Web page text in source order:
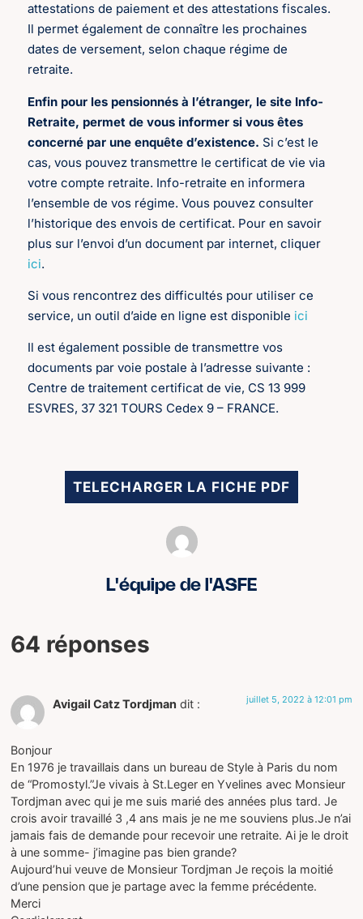
attestations de paiement et des attestations fiscales.
Il permet également de connaître les prochaines
dates de versement, selon chaque régime de
retraite.
Enfin pour les pensionnés à l’étranger, le site Info-
Retraite, permet de vous informer si vous êtes
concerné par une enquête d’existence. Si c’est le
cas, vous pouvez transmettre le certificat de vie via
votre compte retraite. Info-retraite en informera
l’ensemble de vos régime. Vous pouvez consulter
l’historique des envois de certificat. Pour en savoir
plus sur l’envoi d’un document par internet, cliquer
ici.
Si vous rencontrez des difficultés pour utiliser ce
service, un outil d’aide en ligne est disponible ici
Il est également possible de transmettre vos
documents par voie postale à l’adresse suivante :
Centre de traitement certificat de vie, CS 13 999
ESVRES, 37 321 TOURS Cedex 9 – FRANCE.
TELECHARGER LA FICHE PDF
L'équipe de l'ASFE
64 réponses
Avigail Catz Tordjman dit : juillet 5, 2022 à 12:01 pm
Bonjour
En 1976 je travaillais dans un bureau de Style à Paris du nom
de “Promostyl.”Je vivais à St.Leger en Yvelines avec Monsieur
Tordjman avec qui je me suis marié des années plus tard. Je
crois avoir travaillé 3 ,4 ans mais je ne me souviens plus.Je n’ai
jamais fais de demande pour recevoir une retraite. Ai je le droit
à une somme- j’imagine pas bien grande?
Aujourd’hui veuve de Monsieur Tordjman Je reçois la moitié
d’une pension que je partage avec la femme précédente.
Merci